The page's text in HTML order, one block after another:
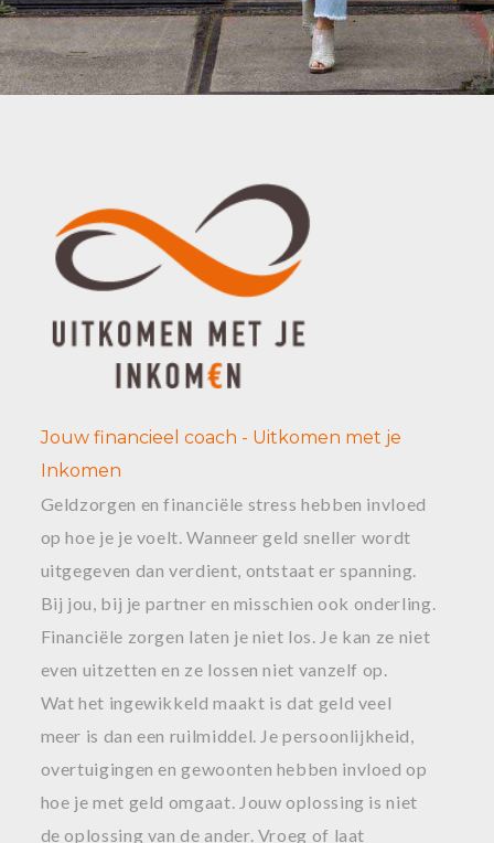
Jouw financieel coach - Uitkomen met je
Inkomen
Geldzorgen en financiële stress hebben invloed
op hoe je je voelt. Wanneer geld sneller wordt
uitgegeven dan verdient, ontstaat er spanning.
Bij jou, bij je partner en misschien ook onderling.
Financiële zorgen laten je niet los. Je kan ze niet
even uitzetten en ze lossen niet vanzelf op.
Wat het ingewikkeld maakt is dat geld veel
meer is dan een ruilmiddel. Je persoonlijkheid,
overtuigingen en gewoonten hebben invloed op
hoe je met geld omgaat. Jouw oplossing is niet
de oplossing van de ander. Vroeg of laat